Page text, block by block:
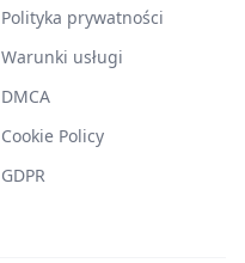
Polityka prywatności
Warunki usługi
DMCA
Cookie Policy
GDPR